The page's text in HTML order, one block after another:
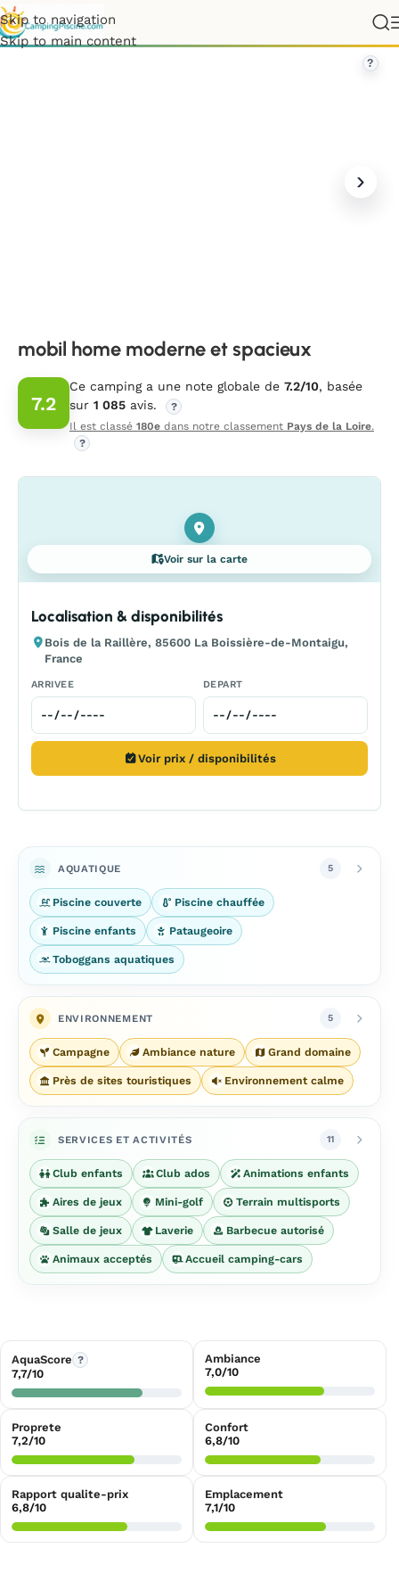
Skip to navigation
Skip to main content
de la Loire»Vendée
?
mobil home moderne et spacieux
7.2
Ce camping a une note globale de 7.2/10, basée
sur 1 085 avis.
?
Il est classé 180e dans notre classement Pays de la Loire.
?
Voir sur la carte
Localisation & disponibilités
Bois de la Raillère, 85600 La Boissière-de-Montaigu,
France
ARRIVEE DEPART
Voir prix / disponibilités
AQUATIQUE 5
Piscine couverte Piscine chauffée
Piscine enfants Pataugeoire
Toboggans aquatiques
ENVIRONNEMENT 5
Campagne Ambiance nature Grand domaine
Près de sites touristiques Environnement calme
SERVICES ET ACTIVITÉS 11
Club enfants Club ados Animations enfants
Aires de jeux Mini-golf Terrain multisports
Salle de jeux Laverie Barbecue autorisé
Animaux acceptés Accueil camping-cars
AquaScore ?
7,7/10
Ambiance
7,0/10
Proprete
7,2/10
Confort
6,8/10
Rapport qualite-prix
6,8/10
Emplacement
7,1/10